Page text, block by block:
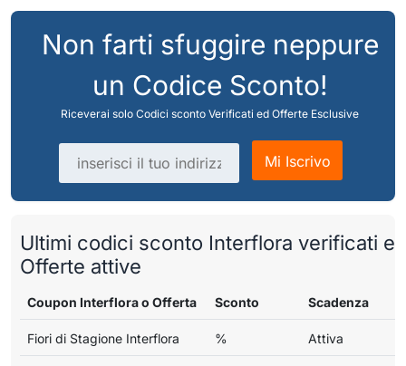
Non farti sfuggire neppure
un Codice Sconto!
Riceverai solo Codici sconto Verificati ed Offerte Esclusive
Indirizzo email
Mi Iscrivo
Ultimi codici sconto Interflora verificati e
Offerte attive
Coupon Interflora o Offerta Sconto Scadenza
Fiori di Stagione Interflora % Attiva